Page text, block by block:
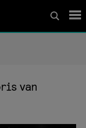
van